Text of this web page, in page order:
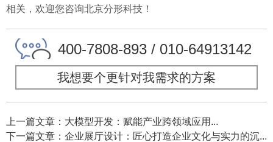
相关，欢迎您咨询北京分形科技！
400-7808-893 / 010-64913142
我想要个更针对我需求的方案
上一篇文章：大模型开发：赋能产业跨领域应用...
下一篇文章：企业展厅设计：匠心打造企业文化与实力的沉...